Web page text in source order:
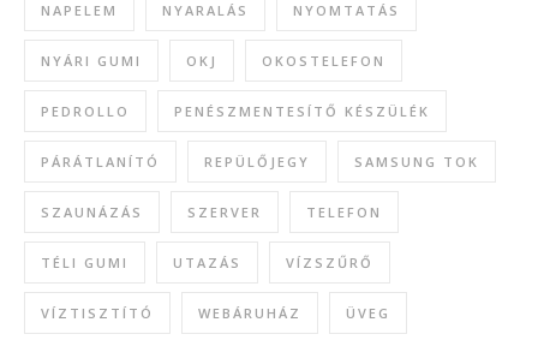
NAPELEM NYARALÁS NYOMTATÁS
NYÁRI GUMI OKJ OKOSTELEFON
PEDROLLO PENÉSZMENTESÍTŐ KÉSZÜLÉK
PÁRÁTLANÍTÓ REPÜLŐJEGY SAMSUNG TOK
SZAUNÁZÁS SZERVER TELEFON
TÉLI GUMI UTAZÁS VÍZSZŰRŐ
VÍZTISZTÍTÓ WEBÁRUHÁZ ÜVEG